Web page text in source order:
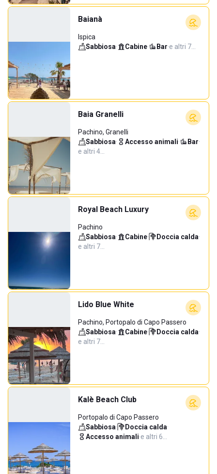
Baianà
Ispica
Sabbiosa· Cabine· Bar·e altri 7…
Baia Granelli
Pachino, Granelli
Sabbiosa· Accesso animali· Bar·
e altri 4…
Royal Beach Luxury
Pachino
Sabbiosa· Cabine· Doccia calda·
e altri 7…
Lido Blue White
Pachino, Portopalo di Capo Passero
Sabbiosa· Cabine· Doccia calda·
e altri 7…
Kalè Beach Club
Portopalo di Capo Passero
Sabbiosa· Doccia calda·
Accesso animali·e altri 6…